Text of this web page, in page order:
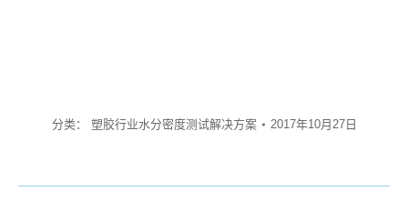
分类： 塑胶行业水分密度测试解决方案 2017年10月27日